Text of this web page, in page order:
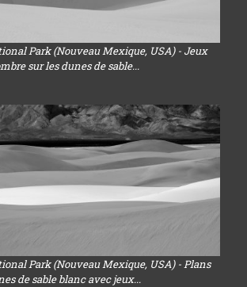
Park (Nouveau Mexique, USA) - Jeux
sur les dunes de sable...
Park (Nouveau Mexique, USA) - Plans
de sable blanc avec jeux...